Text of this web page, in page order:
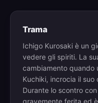
Trama
Ichigo Kurosaki è un
vedere gli spiriti. La
cambiamento quando
Kuchiki, incrocia il suo
Durante lo scontro
gravemente ferita ed